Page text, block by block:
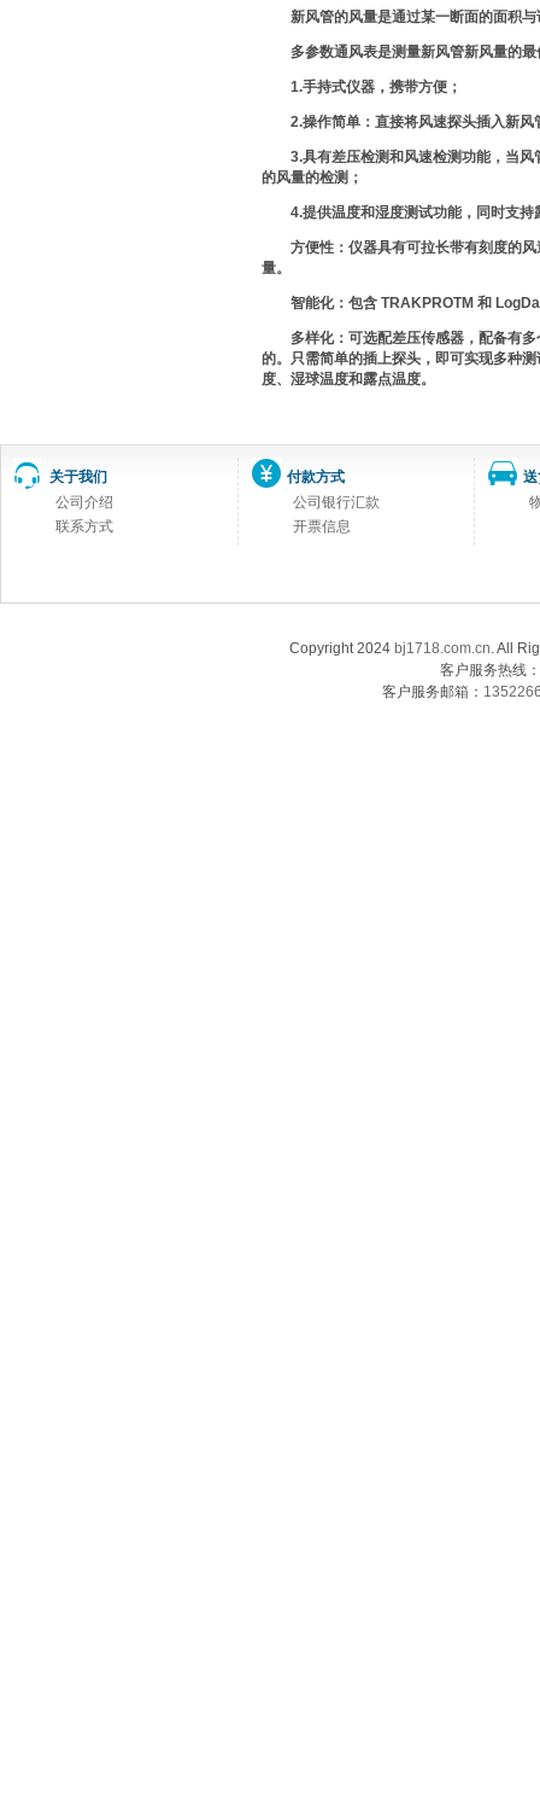
新风管的风量是通过某一断面的面积与
多参数通风表是测量新风管新风量的最
1.手持式仪器，携带方便；
2.操作简单：直接将风速探头插入新风
3.具有差压检测和风速检测功能，当风
的风量的检测；
4.提供温度和湿度测试功能，同时支持
方便性：仪器具有可拉长带有刻度的风
量。
智能化：包含 TRAKPROTM 和
多样化：可选配差压传感器，配备有多
的。只需简单的插上探头，即可实现多种
度、湿球温度和露点温度。
关于我们
公司介绍
联系方式
付款方式
公司银行汇款
开票信息
Copyright 2024 bj1718.com.cn. All
客户服务热线
客户服务邮箱：